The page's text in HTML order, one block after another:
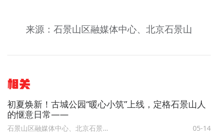
来源：石景山区融媒体中心、北京石景山
相关
初夏焕新！古城公园“暖心小筑”上线，定格石景山人
的惬意日常——
石景山区融媒体中心、北京石景山 05-14